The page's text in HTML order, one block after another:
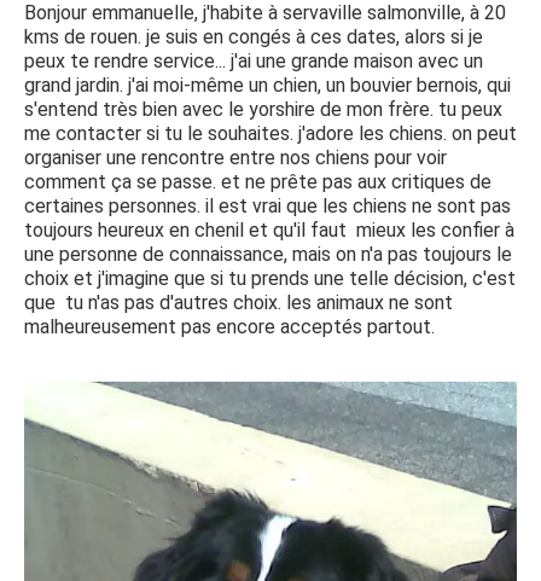
Bonjour emmanuelle, j'habite à servaville salmonville, à 20
kms de rouen. je suis en congés à ces dates, alors si je
peux te rendre service... j'ai une grande maison avec un
grand jardin. j'ai moi-même un chien, un bouvier bernois, qui
s'entend très bien avec le yorshire de mon frère. tu peux
me contacter si tu le souhaites. j'adore les chiens. on peut
organiser une rencontre entre nos chiens pour voir
comment ça se passe. et ne prête pas aux critiques de
certaines personnes. il est vrai que les chiens ne sont pas
toujours heureux en chenil et qu'il faut mieux les confier à
une personne de connaissance, mais on n'a pas toujours le
choix et j'imagine que si tu prends une telle décision, c'est
que tu n'as pas d'autres choix. les animaux ne sont
malheureusement pas encore acceptés partout.